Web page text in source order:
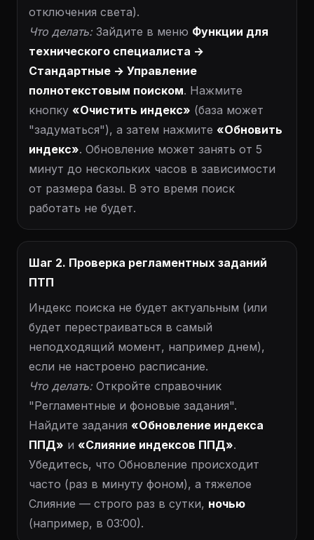
отключения света).
Что делать: Зайдите в меню Функции для
технического специалиста →
Стандартные → Управление
полнотекстовым поиском. Нажмите
кнопку «Очистить индекс» (база может
"задуматься"), а затем нажмите «Обновить
индекс». Обновление может занять от 5
минут до нескольких часов в зависимости
от размера базы. В это время поиск
работать не будет.
Шаг 2. Проверка регламентных заданий
ПТП
Индекс поиска не будет актуальным (или
будет перестраиваться в самый
неподходящий момент, например днем),
если не настроено расписание.
Что делать: Откройте справочник
"Регламентные и фоновые задания".
Найдите задания «Обновление индекса
ППД» и «Слияние индексов ППД».
Убедитесь, что Обновление происходит
часто (раз в минуту фоном), а тяжелое
Слияние — строго раз в сутки, ночью
(например, в 03:00).